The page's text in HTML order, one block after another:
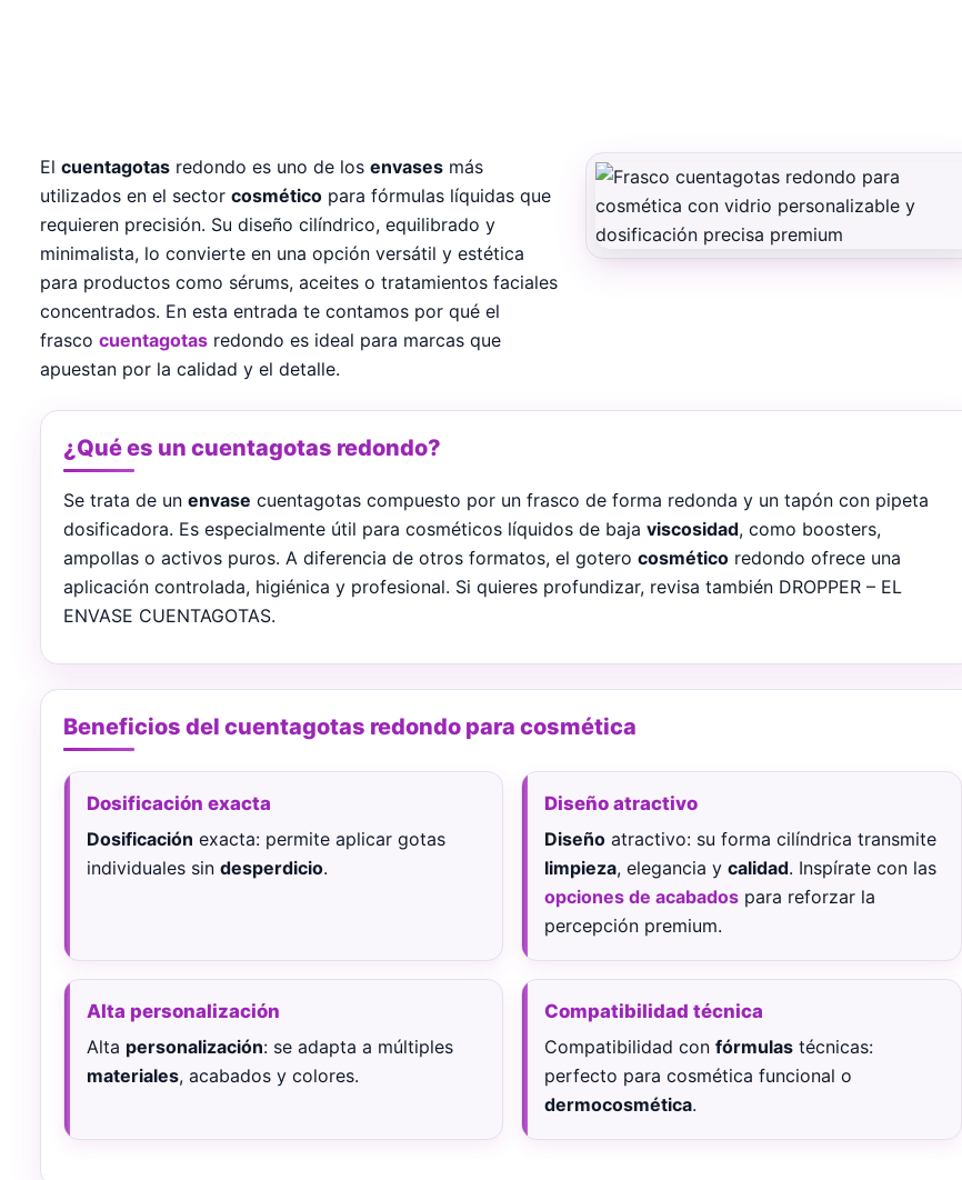
El cuentagotas redondo es uno de los envases más
utilizados en el sector cosmético para fórmulas líquidas que
requieren precisión. Su diseño cilíndrico, equilibrado y
minimalista, lo convierte en una opción versátil y estética
para productos como sérums, aceites o tratamientos faciales
concentrados. En esta entrada te contamos por qué el
frasco cuentagotas redondo es ideal para marcas que
apuestan por la calidad y el detalle.
¿Qué es un cuentagotas redondo?
Se trata de un envase cuentagotas compuesto por un frasco de forma redonda y un tapón con pipeta
dosificadora. Es especialmente útil para cosméticos líquidos de baja viscosidad, como boosters,
ampollas o activos puros. A diferencia de otros formatos, el gotero cosmético redondo ofrece una
aplicación controlada, higiénica y profesional. Si quieres profundizar, revisa también DROPPER – EL
ENVASE CUENTAGOTAS.
Beneficios del cuentagotas redondo para cosmética
Dosificación exacta
Dosificación exacta: permite aplicar gotas
individuales sin desperdicio.
Diseño atractivo
Diseño atractivo: su forma cilíndrica transmite
limpieza, elegancia ycalidad. Inspírate con las
opciones de acabados para reforzar la
percepción premium.
Alta personalización
Alta personalización: se adapta a múltiples
materiales, acabados y colores.
Compatibilidad técnica
Compatibilidad confórmulas técnicas:
perfecto para cosmética funcional o
dermocosmética.